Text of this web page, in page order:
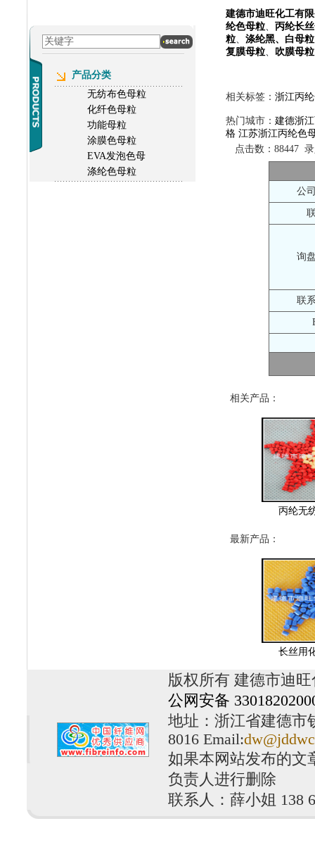
建德市迪旺化工有
纶色母粒、 丙纶长
粒、 涤纶黑、白母粒
复膜母粒、 吹膜母粒
相关标签： 浙江丙
热门城市： 建德浙
格 江苏浙江丙纶色
点击数：88447
公
询
联
相关产品：
丙纶无
最新产品：
长丝用
产品分类
无纺布色母粒
化纤色母粒
功能母粒
涂膜色母粒
EVA发泡色母
涤纶色母粒
版权所有 建德市迪
公网安备
地址：浙江省建德市
8016 Email:
如果本网站发布的文
负责人进行删除
联系人：薛小姐 138